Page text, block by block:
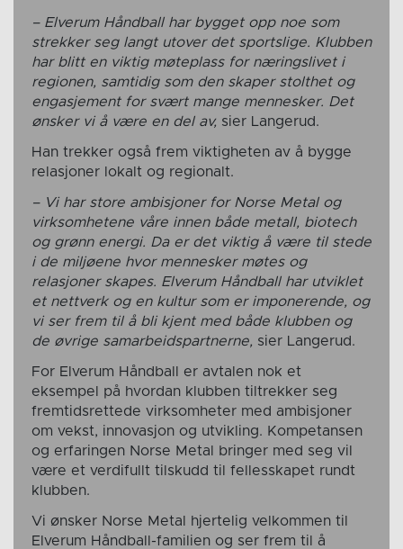
– Elverum Håndball har bygget opp noe som
strekker seg langt utover det sportslige. Klubben
har blitt en viktig møteplass for næringslivet i
regionen, samtidig som den skaper stolthet og
engasjement for svært mange mennesker. Det
ønsker vi å være en del av, sier Langerud.
Han trekker også frem viktigheten av å bygge
relasjoner lokalt og regionalt.
– Vi har store ambisjoner for Norse Metal og
virksomhetene våre innen både metall, biotech
og grønn energi. Da er det viktig å være til stede
i de miljøene hvor mennesker møtes og
relasjoner skapes. Elverum Håndball har utviklet
et nettverk og en kultur som er imponerende, og
vi ser frem til å bli kjent med både klubben og
de øvrige samarbeidspartnerne, sier Langerud.
For Elverum Håndball er avtalen nok et
eksempel på hvordan klubben tiltrekker seg
fremtidsrettede virksomheter med ambisjoner
om vekst, innovasjon og utvikling. Kompetansen
og erfaringen Norse Metal bringer med seg vil
være et verdifullt tilskudd til fellesskapet rundt
klubben.
Vi ønsker Norse Metal hjertelig velkommen til
Elverum Håndball-familien og ser frem til å